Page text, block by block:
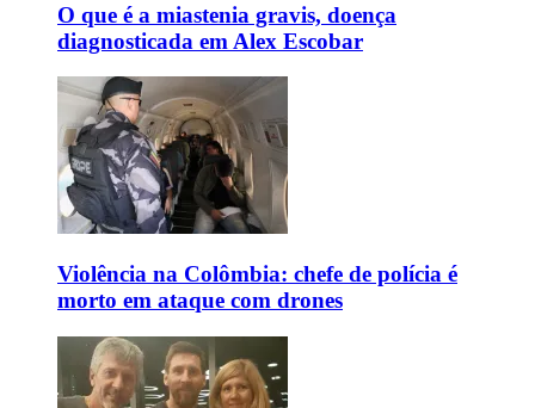
O que é a miastenia gravis, doença
diagnosticada em Alex Escobar
Violência na Colômbia: chefe de polícia é
morto em ataque com drones